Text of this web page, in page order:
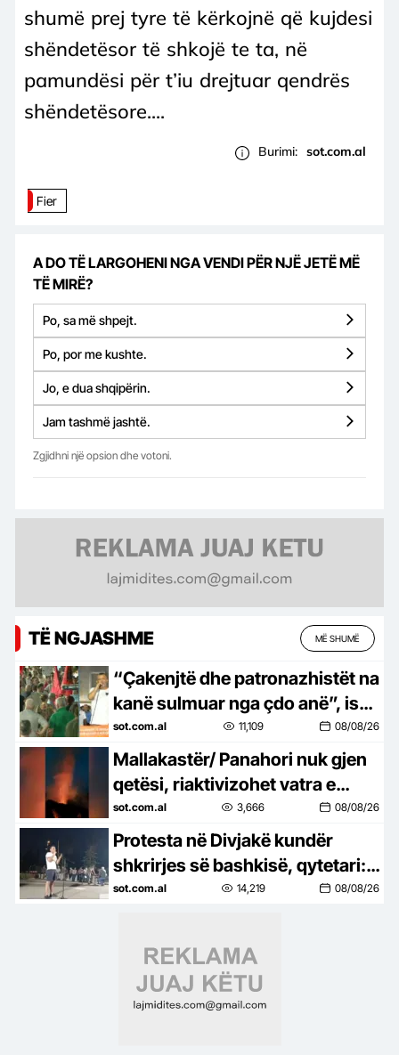
shumë prej tyre të kërkojnë që kujdesi
shëndetësor të shkojë te ta, në
pamundësi për t’iu drejtuar qendrës
shëndetësore....
Burimi: sot.com.al
Fier
A DO TË LARGOHENI NGA VENDI PËR NJË JETË MË
TË MIRË?
Po, sa më shpejt.
Po, por me kushte.
Jo, e dua shqipërin.
Jam tashmë jashtë.
Zgjidhni një opsion dhe votoni.
TË NGJASHME MË SHUMË
“Çakenjtë dhe patronazhistët na
kanë sulmuar nga çdo anë”, ish-
luftëtari i UÇK-së: Destinacioni
ynë, Shqipëria e re!
sot.com.al 11,109 08/08/26
Mallakastër/ Panahori nuk gjen
qetësi, riaktivizohet vatra e
zjarrit
sot.com.al 3,666 08/08/26
Protesta në Divjakë kundër
shkrirjes së bashkisë, qytetari:
Duan bregdetin dhe Parkun e
sot.com.al 14,219 08/08/26